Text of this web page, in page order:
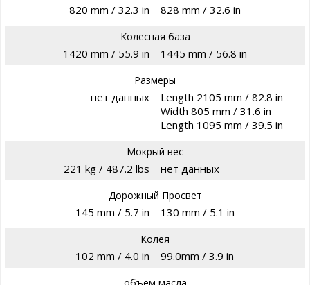
820 mm / 32.3 in 828 mm / 32.6 in
Колесная база
1420 mm / 55.9 in 1445 mm / 56.8 in
Размеры
нет данных
Length 2105 mm / 82.8 in
Width 805 mm / 31.6 in
Length 1095 mm / 39.5 in
Мокрый вес
221 kg / 487.2 lbs нет данных
Дорожный Просвет
145 mm / 5.7 in 130 mm / 5.1 in
Колея
102 mm / 4.0 in 99.0mm / 3.9 in
объем масла